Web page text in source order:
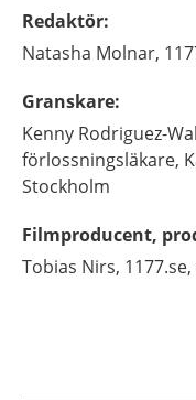
Redaktör:
Natasha Molnar,
Granskare:
Kenny Rodriguez-
förlossningsläkare,
Stockholm
Filmproducent,
Tobias Nirs,